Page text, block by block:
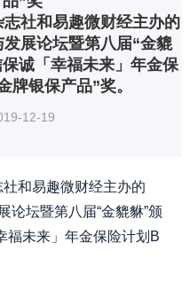
社和易趣微财经主办的
展论坛暨第八届“金貔
诚「幸福未来」年金保
牌银保产品”奖。
12-19
和易趣微财经主办的
论坛暨第八届“金貔貅”颁
福未来」年金保险计划B